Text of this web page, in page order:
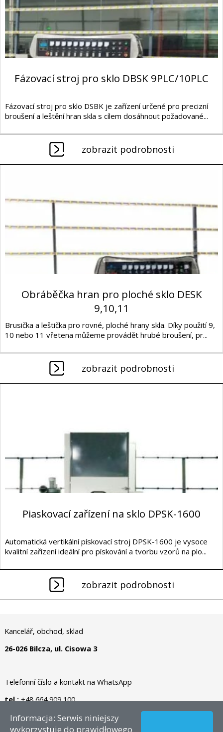
Fázovací stroj pro sklo DBSK 9PLC/10PLC
Fázovací stroj pro sklo DSBK je zařízení určené pro precizní
broušení a leštění hran skla s cílem dosáhnout požadované...
zobrazit podrobnosti
Obráběčka hran pro ploché sklo DESK
9,10,11
Brusička a leštička pro rovné, ploché hrany skla. Díky použití 9,
10 nebo 11 vřetena můžeme provádět hrubé broušení, pr...
zobrazit podrobnosti
Piaskovací zařízení na sklo DPSK-1600
Automatická vertikální pískovací stroj DPSK-1600 je vysoce
kvalitní zařízení ideální pro pískování a tvorbu vzorů na plo...
zobrazit podrobnosti
Kancelář, obchod, sklad
26-026 Bilcza, ul. Cisowa 3
Telefonní číslo a kontakt na WhatsApp
tel.:+48 664 909 100
Autorské právo © 2026 - CZ – Dianormet - Všechna práva
Informacja: Serwis niniejszy
wykorzystuje do prawidłowego